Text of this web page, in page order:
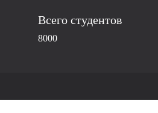
Всего студентов
8000